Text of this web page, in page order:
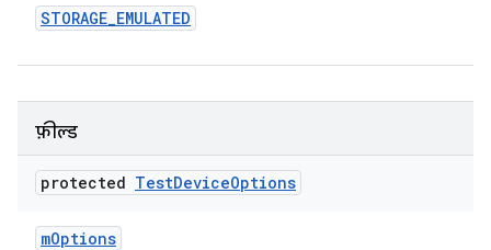
STORAGE_EMULATED
फ़ील्ड
protected TestDeviceOptions
mOptions